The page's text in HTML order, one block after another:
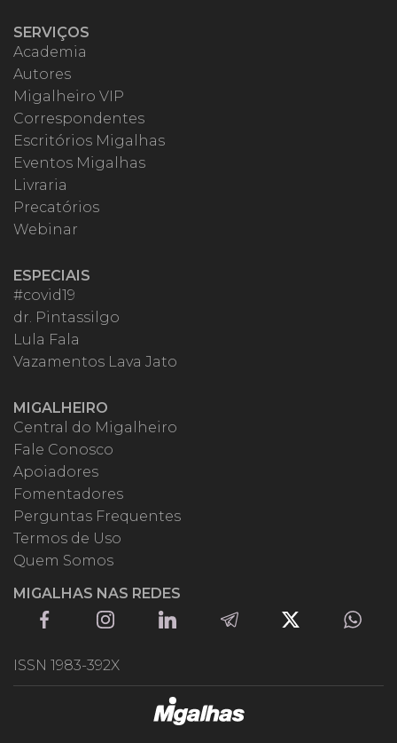
SERVIÇOS
Academia
Autores
Migalheiro VIP
Correspondentes
Escritórios Migalhas
Eventos Migalhas
Livraria
Precatórios
Webinar
ESPECIAIS
#covid19
dr. Pintassilgo
Lula Fala
Vazamentos Lava Jato
MIGALHEIRO
Central do Migalheiro
Fale Conosco
Apoiadores
Fomentadores
Perguntas Frequentes
Termos de Uso
Quem Somos
MIGALHAS NAS REDES
ISSN 1983-392X